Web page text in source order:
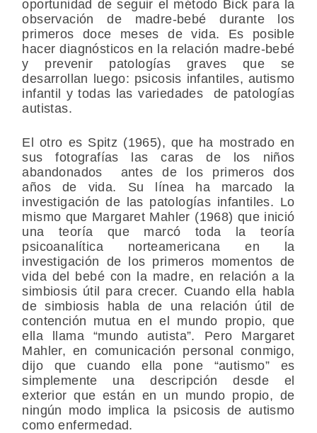
oportunidad de seguir el método Bick para la
observación de madre-bebé durante los
primeros doce meses de vida. Es posible
hacer diagnósticos en la relación madre-bebé
y prevenir patologías graves que se
desarrollan luego: psicosis infantiles, autismo
infantil y todas las variedades de patologías
autistas.
El otro es Spitz (1965), que ha mostrado en
sus fotografías las caras de los niños
abandonados antes de los primeros dos
años de vida. Su línea ha marcado la
investigación de las patologías infantiles. Lo
mismo que Margaret Mahler (1968) que inició
una teoría que marcó toda la teoría
psicoanalítica norteamericana en la
investigación de los primeros momentos de
vida del bebé con la madre, en relación a la
simbiosis útil para crecer. Cuando ella habla
de simbiosis habla de una relación útil de
contención mutua en el mundo propio, que
ella llama “mundo autista”. Pero Margaret
Mahler, en comunicación personal conmigo,
dijo que cuando ella pone “autismo” es
simplemente una descripción desde el
exterior que están en un mundo propio, de
ningún modo implica la psicosis de autismo
como enfermedad.